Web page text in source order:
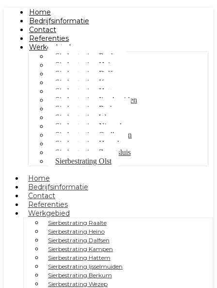
Home
Bedrijfsinformatie
Contact
Referenties
Werkgebied
Sierbestrating Raalte
Sierbestrating Heino
Sierbestrating Dalfsen
Sierbestrating Kampen
Sierbestrating Hattem
Sierbestrating Ijsselmuiden
Sierbestrating Berkum
Sierbestrating Wezep
Sierbestrating Nieuwleusen
Sierbestrating Oudleusen
Sierbestrating Hasselt
Sierbestrating Zwartsluis
Sierbestrating Olst
Home
Bedrijfsinformatie
Contact
Referenties
Werkgebied
Sierbestrating Raalte
Sierbestrating Heino
Sierbestrating Dalfsen
Sierbestrating Kampen
Sierbestrating Hattem
Sierbestrating Ijsselmuiden
Sierbestrating Berkum
Sierbestrating Wezep